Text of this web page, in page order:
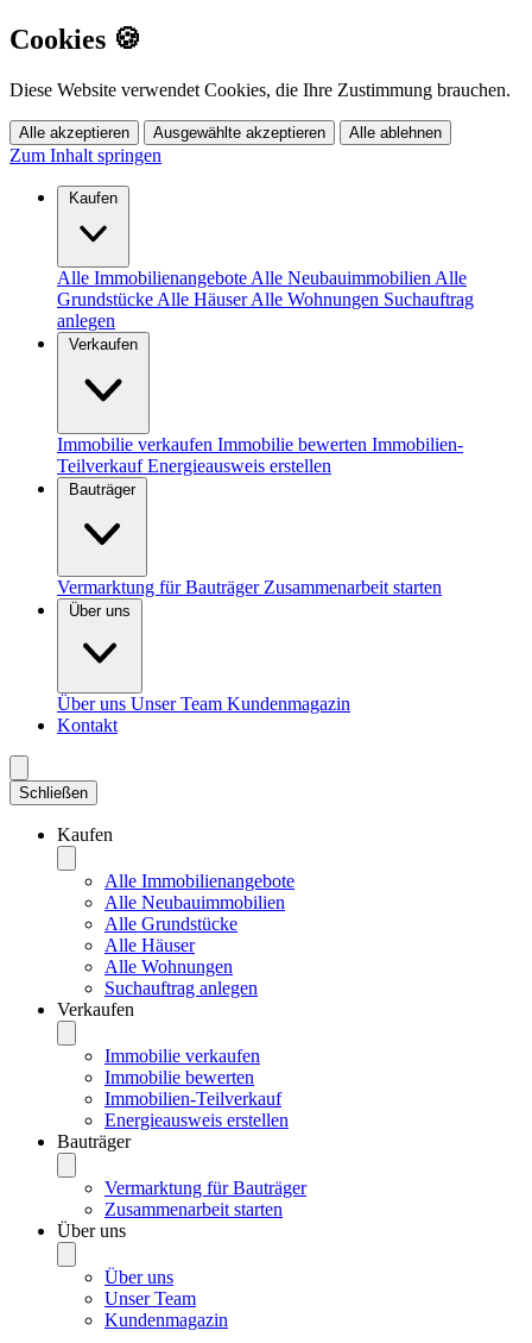
Cookies 🍪
Diese Website verwendet Cookies, die Ihre Zustimmung brauchen.
Alle akzeptieren Ausgewählte akzeptieren Alle ablehnen
Zum Inhalt springen
Kaufen
Alle Immobilienangebote Alle Neubauimmobilien Alle
Grundstücke Alle HäuserAlle Wohnungen Suchauftrag
anlegen
Verkaufen
Immobilie verkaufen Immobilie bewerten Immobilien-
TeilverkaufEnergieausweis erstellen
Bauträger
Vermarktung für Bauträger Zusammenarbeit starten
Über uns
Über uns Unser Team Kundenmagazin
Kontakt
Schließen
Kaufen
Alle Immobilienangebote
Alle Neubauimmobilien
Alle Grundstücke
Alle Häuser
Alle Wohnungen
Suchauftrag anlegen
Verkaufen
Immobilie verkaufen
Immobilie bewerten
Immobilien-Teilverkauf
Energieausweis erstellen
Bauträger
Vermarktung für Bauträger
Zusammenarbeit starten
Über uns
Über uns
Unser Team
Kundenmagazin